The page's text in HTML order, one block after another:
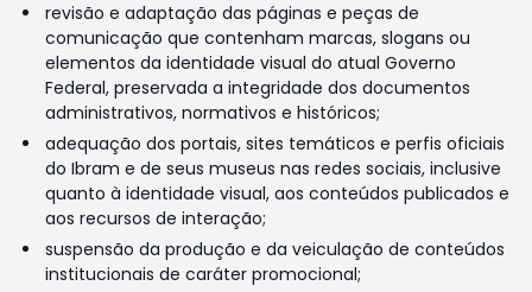
revisão e adaptação das páginas e peças de
comunicação que contenham marcas, slogans ou
elementos da identidade visual do atual Governo
Federal, preservada a integridade dos documentos
administrativos, normativos e históricos;
adequação dos portais, sites temáticos e perfis oficiais
do Ibram e de seus museus nas redes sociais, inclusive
quanto à identidade visual, aos conteúdos publicados e
aos recursos de interação;
suspensão da produção e da veiculação de conteúdos
institucionais de caráter promocional;